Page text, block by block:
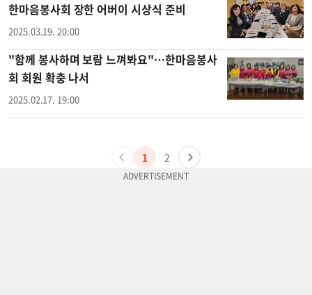
한마음봉사회 장한 어버이 시상식 준비
2025.03.19. 20:00
"함께 봉사하며 보람 느껴봐요"…한마음봉사
회 회원 확충 나서
2025.02.17. 19:00
1 2